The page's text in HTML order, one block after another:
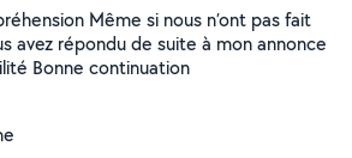
Même si nous n’ont pas fait
avez répondu de suite à mon annonce
Bonne continuation